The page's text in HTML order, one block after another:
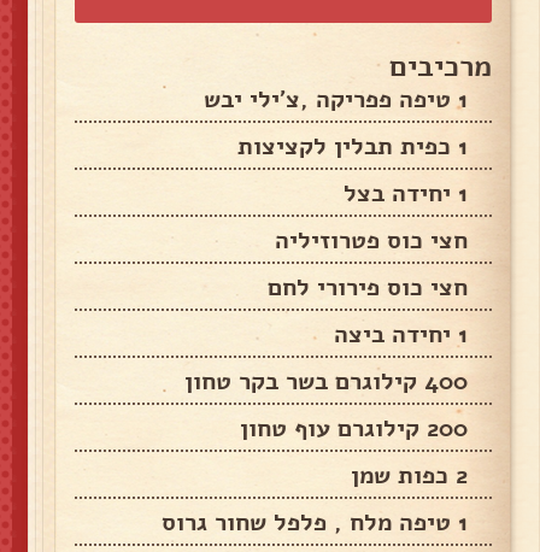
מרכיבים
1 טיפה פפריקה ,צ'ילי יבש
1 כפית תבלין לקציצות
1 יחידה בצל
חצי כוס פטרוזיליה
חצי כוס פירורי לחם
1 יחידה ביצה
400 קילוגרם בשר בקר טחון
200 קילוגרם עוף טחון
2 כפות שמן
1 טיפה מלח , פלפל שחור גרוס